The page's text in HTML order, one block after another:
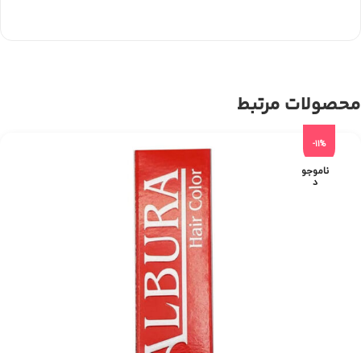
محصولات مرتبط
-11%
ناموجو
د